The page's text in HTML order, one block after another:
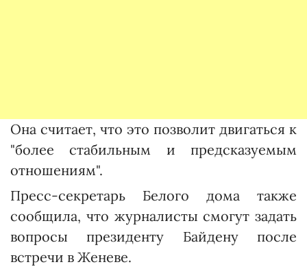
Она считает, что это позволит двигаться к
"более стабильным и предсказуемым
отношениям".
Пресс-секретарь Белого дома также
сообщила, что журналисты смогут задать
вопросы президенту Байдену после
встречи в Женеве.